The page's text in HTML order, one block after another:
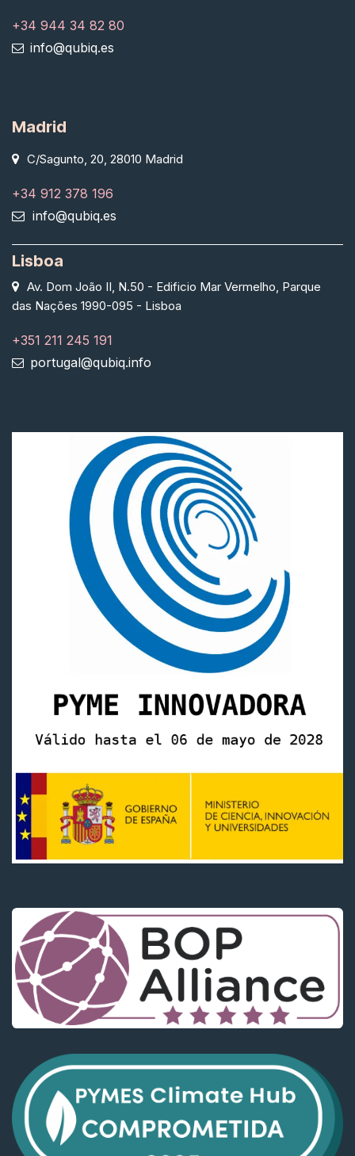
+34 944 34 82 80
info@qubiq.es
Madrid
C/Sagunto, 20, 28010 Madrid
+34 912 378 196
info@qubiq.es
Lisboa
Av. Dom João II, N.50 - Edificio Mar Vermelho, Parque
das Nações 1990-095 - Lisboa
+351 211 245 191
portugal@qubiq.info